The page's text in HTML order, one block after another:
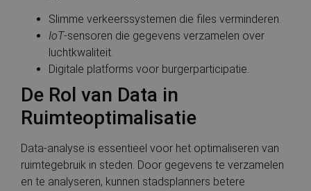
Slimme verkeerssystemen die files verminderen.
IoT-sensoren die gegevens verzamelen over
luchtkwaliteit.
Digitale platforms voor burgerparticipatie.
De Rol van Data in
Ruimteoptimalisatie
Data-analyse is essentieel voor het optimaliseren van
ruimtegebruik in steden. Door gegevens te verzamelen
en te analyseren, kunnen stadsplanners betere